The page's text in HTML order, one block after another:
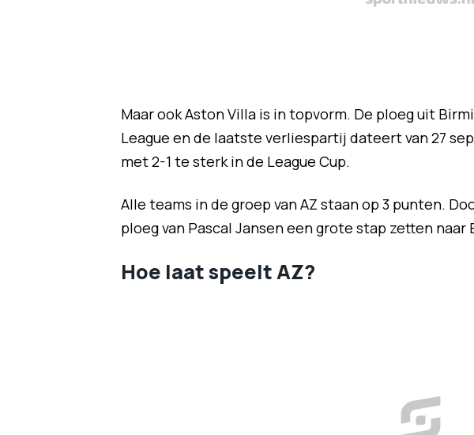
Maar ook Aston Villa is in topvorm. De ploeg uit
League en de laatste verliespartij dateert van 27
met 2-1 te sterk in de League Cup.
Alle teams in de groep van AZ staan op 3 punten.
ploeg van Pascal Jansen een grote stap zetten
Hoe laat speelt AZ?